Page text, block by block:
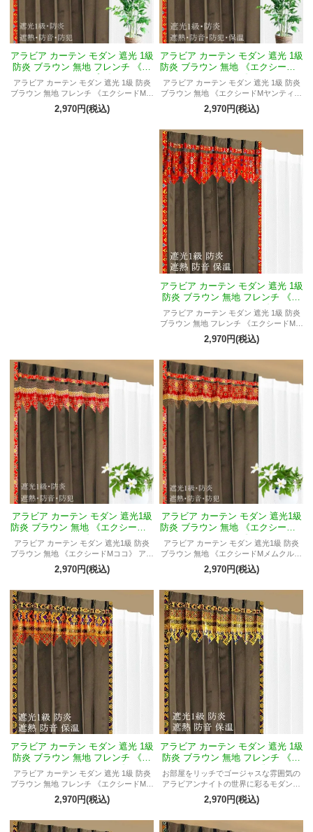
アラビア カーテン モダン 遮光 1級
防炎 ブラウン 無地 フレンチ 《エ
クシードMプジ》
アラビア カーテン モダン 遮光 1級 防炎
ブラウン 無地 フレンチ 《エクシードMプ
ジ》 アラビアン ナイト アラジン 妖艶 セ
クシー 男性 女性 大人 部屋 一人暮らし オ
2,970円(税込)
アラビア カーテン モダン 遮光 1級
防炎 ブラウン 無地 《エクシードM
ヤンティ》
アラビア カーテン モダン 遮光 1級 防炎
ブラウン 無地 《エクシードMヤンティ》
アラビアン ナイト アラジン モナコ カタ
ール クウェート 異国情緒 エキゾチック
2,970円(税込)
アラビア カーテン モダン 遮光 1級
防炎 ブラウン 無地 フレンチ 《エ
クシードMウィディ》
アラビア カーテン モダン 遮光 1級 防炎
ブラウン 無地 フレンチ 《エクシードMウ
ィディ》 アラビアン ナイト アラジン 妖
艶 セクシー 男性 女性 大人 部屋 一人暮ら
2,970円(税込)
アラビア カーテン モダン 遮光1級
防炎 ブラウン 無地 《エクシードM
ココ》
アラビア カーテン モダン 遮光1級 防炎
ブラウン 無地 《エクシードMココ》 アラ
ビアン ナイト モナコ カタール クウェー
ト 異国情緒 エキゾチック
2,970円(税込)
アラビア カーテン モダン 遮光1級
防炎 ブラウン 無地 《エクシードM
メムクル》
アラビア カーテン モダン 遮光1級 防炎
ブラウン 無地 《エクシードMメムクル》
アラビアン ナイト モナコ カタール クウ
ェート 異国情緒 エキゾチック
2,970円(税込)
アラビア カーテン モダン 遮光 1級
防炎 ブラウン 無地 フレンチ 《エ
クシードMジンバラン》
アラビア カーテン モダン 遮光 1級 防炎
ブラウン 無地 フレンチ 《エクシードMジ
ンバラン》 アラビアン ナイト アラジン
妖艶 セクシー 男性 女性 大人 部屋 一人暮
2,970円(税込)
アラビア カーテン モダン 遮光 1級
防炎 ブラウン 無地 フレンチ 《エ
クシードMエーゲ》
お部屋をリッチでゴージャスな雰囲気の
アラビアンナイトの世界に彩るモダンな
アラビアカーテン
2,970円(税込)